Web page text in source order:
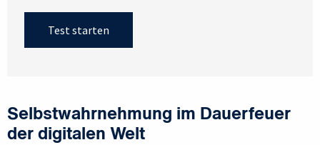
Test starten
Selbstwahrnehmung im Dauerfeuer
der digitalen Welt